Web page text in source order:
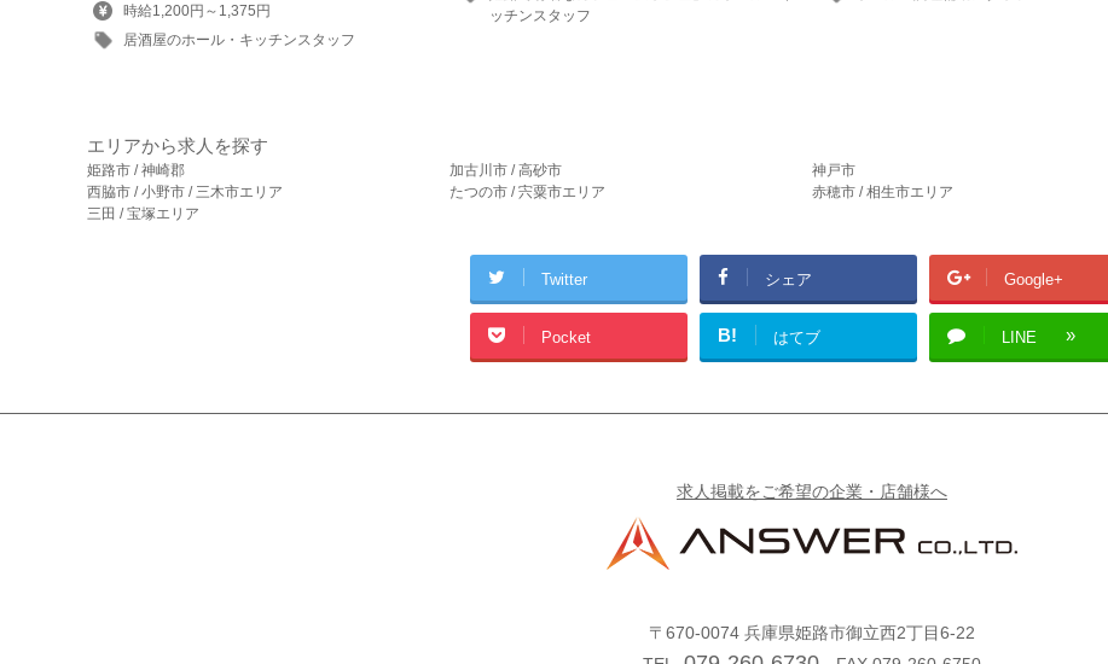
時給1,200円～1,375円
居酒屋のホール・キッチンスタッフ
ッチンスタッフ
エリアから求人を探す
姫路市 / 神崎郡 加古川市 / 高砂市 神戸市
西脇市 / 小野市 / 三木市エリア
たつの市 / 宍粟市エリア 赤穂市 / 相生市エリア
三田 / 宝塚エリア
Twitter シェア Google+
Pocket B! はてブ LINE
求人掲載をご希望の企業・店舗様へ
〒670-0074 兵庫県姫路市御立西2丁目6-22